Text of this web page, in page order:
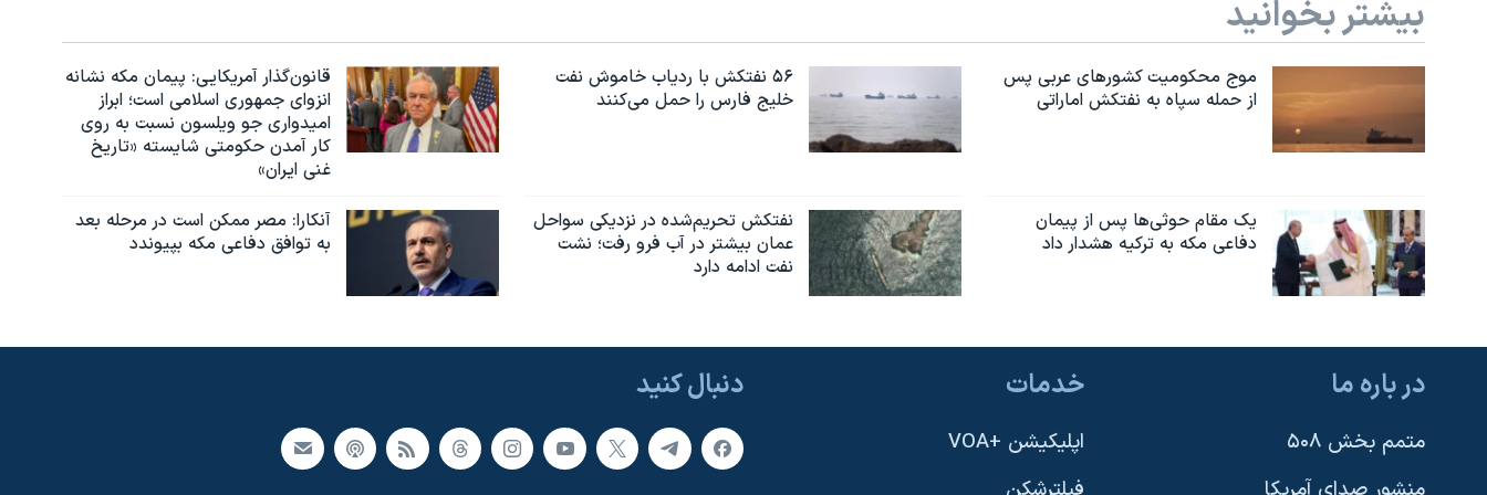
بیشتر بخوانید
موج محکومیت کشورهای عربی پس
از حمله سپاه به نفتکش اماراتی
۵۶ نفتکش با ردیاب خاموش نفت
خلیج فارس را حمل می‌کنند
قانون‌گذار آمریکایی: پیمان مکه نشانه
انزوای جمهوری اسلامی است؛ ابراز
امیدواری جو ویلسون نسبت به روی
کار آمدن حکومتی شایسته «تاریخ
غنی ایران»
یک مقام حوثی‌ها پس از پیمان
دفاعی مکه به ترکیه هشدار داد
نفتکش تحریم‌شده در نزدیکی سواحل
عمان بیشتر در آب فرو رفت؛ نشت
نفت ادامه دارد
آنکارا: مصر ممکن است در مرحله بعد
به توافق دفاعی مکه بپیوندد
دنبال کنید در باره ما
متمم بخش ۵۰۸
خدمات
اپلیکیشن +VOA